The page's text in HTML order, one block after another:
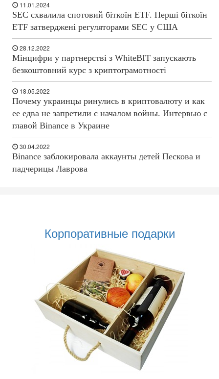
11.01.2024
SEC схвалила спотовий біткоїн ETF. Перші біткоїн
ETF затверджені регуляторами SEC у США
28.12.2022
Мінцифри у партнерстві з WhiteBIT запускають
безкоштовний курс з криптограмотності
18.05.2022
Почему украинцы ринулись в криптовалюту и как
ее едва не запретили с началом войны. Интервью с
главой Binance в Украине
30.04.2022
Binance заблокировала аккаунты детей Пескова и
падчерицы Лаврова
Корпоративные подарки